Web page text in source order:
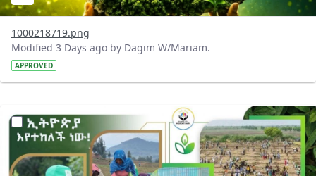
1000218719.png
Modified 3 Days ago by Dagim W/Mariam.
APPROVED
?version=1.0&t=1785780819059&imageThumbnail=1